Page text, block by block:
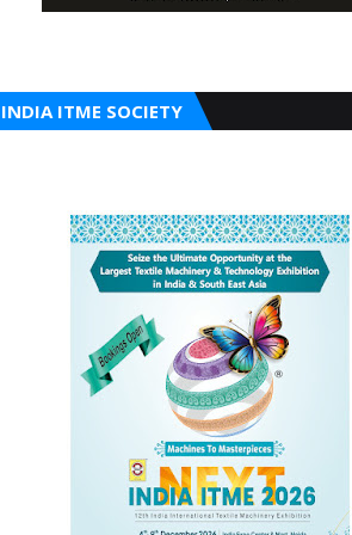
INDIA ITME SOCIETY